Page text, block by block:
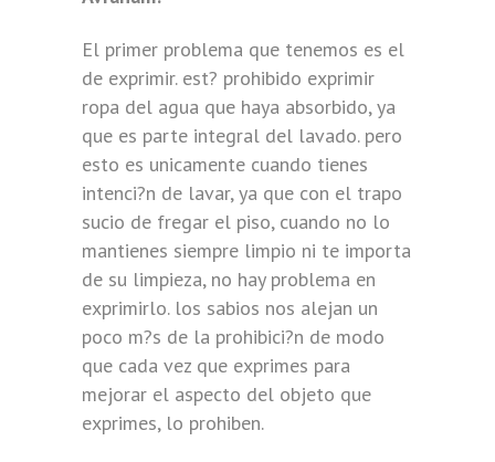
El primer problema que tenemos es el
de exprimir. est? prohibido exprimir
ropa del agua que haya absorbido, ya
que es parte integral del lavado. pero
esto es unicamente cuando tienes
intenci?n de lavar, ya que con el trapo
sucio de fregar el piso, cuando no lo
mantienes siempre limpio ni te importa
de su limpieza, no hay problema en
exprimirlo. los sabios nos alejan un
poco m?s de la prohibici?n de modo
que cada vez que exprimes para
mejorar el aspecto del objeto que
exprimes, lo prohiben.